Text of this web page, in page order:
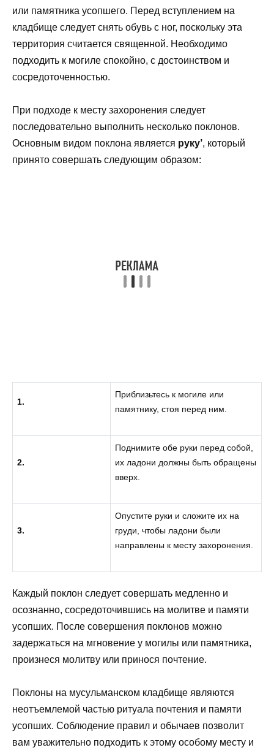
или памятника усопшего. Перед вступлением на
кладбище следует снять обувь с ног, поскольку эта
территория считается священной. Необходимо
подходить к могиле спокойно, с достоинством и
сосредоточенностью.
При подходе к месту захоронения следует
последовательно выполнить несколько поклонов.
Основным видом поклона является руку’, который
принято совершать следующим образом:
1.
Приблизьтесь к могиле или
памятнику, стоя перед ним.
2.
Поднимите обе руки перед собой,
их ладони должны быть обращены
вверх.
3.
Опустите руки и сложите их на
груди, чтобы ладони были
направлены к месту захоронения.
Каждый поклон следует совершать медленно и
осознанно, сосредоточившись на молитве и памяти
усопших. После совершения поклонов можно
задержаться на мгновение у могилы или памятника,
произнеся молитву или принося почтение.
Поклоны на мусульманском кладбище являются
неотъемлемой частью ритуала почтения и памяти
усопших. Соблюдение правил и обычаев позволит
вам уважительно подходить к этому особому месту и